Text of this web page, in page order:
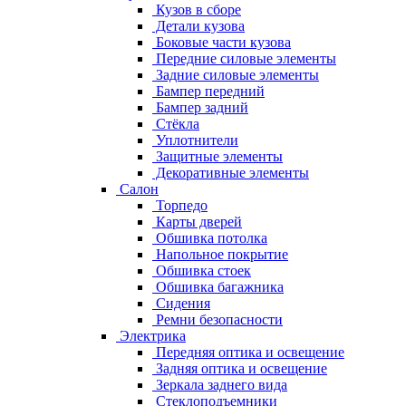
Кузов в сборе
Детали кузова
Боковые части кузова
Передние силовые элементы
Задние силовые элементы
Бампер передний
Бампер задний
Стёкла
Уплотнители
Защитные элементы
Декоративные элементы
Салон
Торпедо
Карты дверей
Обшивка потолка
Напольное покрытие
Обшивка стоек
Обшивка багажника
Сидения
Ремни безопасности
Электрика
Передняя оптика и освещение
Задняя оптика и освещение
Зеркала заднего вида
Стеклоподъемники